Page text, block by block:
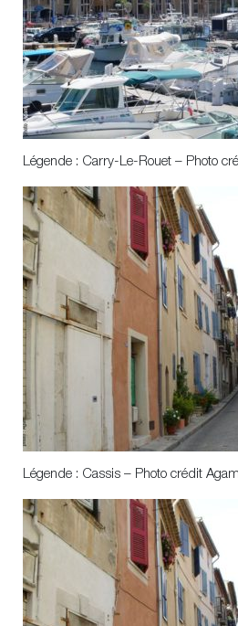
Légende : Carry-Le-Rouet – Photo
Légende : Cassis – Photo crédit Agam